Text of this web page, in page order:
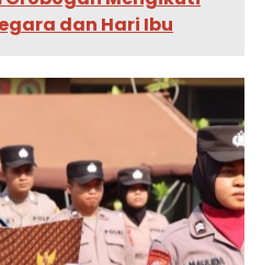
dan Hari Ibu